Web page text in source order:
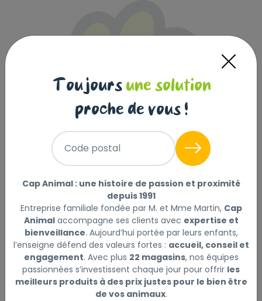
NUTRAM S6 ADULT DOG FOOD 2KG
NUTRAM|Réf : 0813788005118
Lire la suite
Ce produit n'est plus disponible
Toujours une solution
proche de vous !
Code postal
Cap Animal : une histoire de passion et proximité
depuis 1991
Entreprise familiale fondée par M. et Mme Martin, Cap
Animalaccompagne ses clients avec expertise et
bienveillance. Aujourd’hui portée par leurs enfants,
l’enseigne défend des valeurs fortes : accueil, conseil et
engagement. Avec plus 22 magasins, nos équipes
passionnées s’investissent chaque jour pour offrir les
meilleurs produits à des prix justes pour le bien être
de vos animaux.